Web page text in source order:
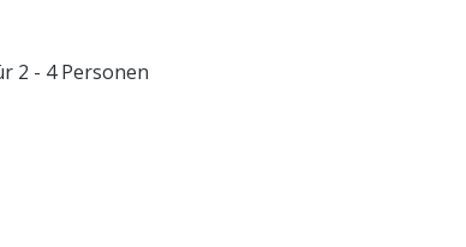
2 - 4 Personen